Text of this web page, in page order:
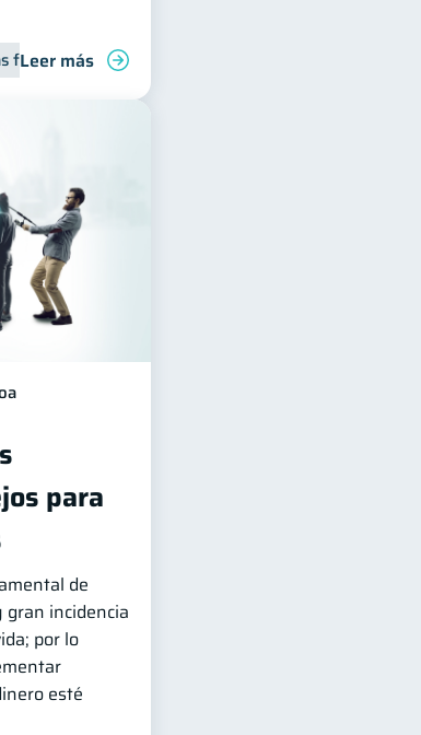
familiares
Leer más
para
de
gran incidencia
por lo
esté